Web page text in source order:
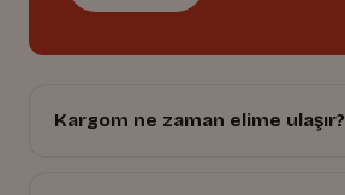
Kargom ne zaman elime ulaşır?